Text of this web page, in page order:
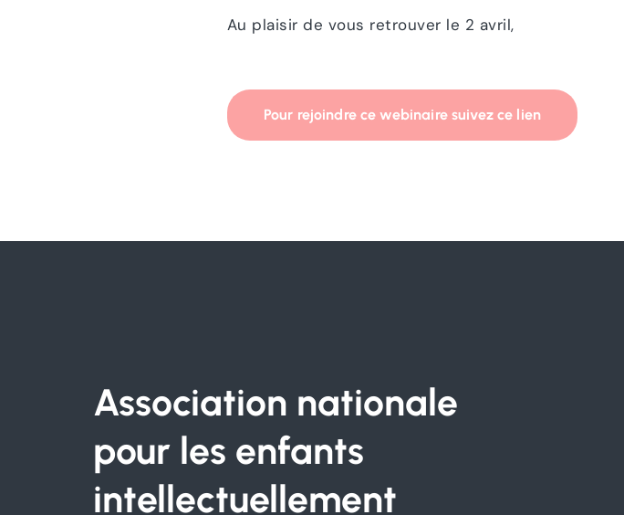
Au plaisir de vous retrouver le 2 avril,
Pour rejoindre ce webinaire suivez ce lien
Association nationale
pour les enfants
intellectuellement